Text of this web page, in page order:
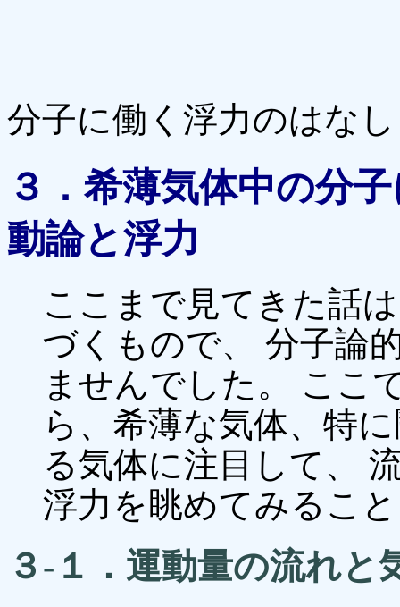
分子に働く浮力のはなし
３．希薄気体中の分
動論と浮力
ここまで見てきた話
づくもので、 分子論
ませんでした。 ここ
ら、希薄な気体、特
る気体に注目して、
浮力を眺めてみるこ
３-１．運動量の流れと